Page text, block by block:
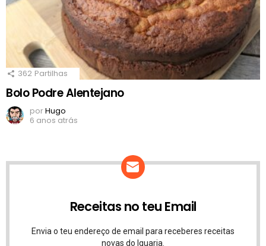
362 Partilhas
Bolo Podre Alentejano
porHugo
6 anos atrás
Receitas no teu Email
Envia o teu endereço de email para receberes receitas
novas do Iguaria.